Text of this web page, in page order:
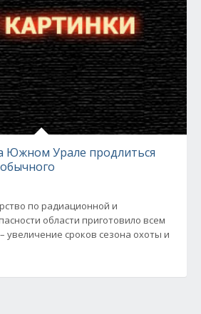
Южном Урале продлиться
по радиационной и
области приготовило всем
увеличение сроков сезона охоты и